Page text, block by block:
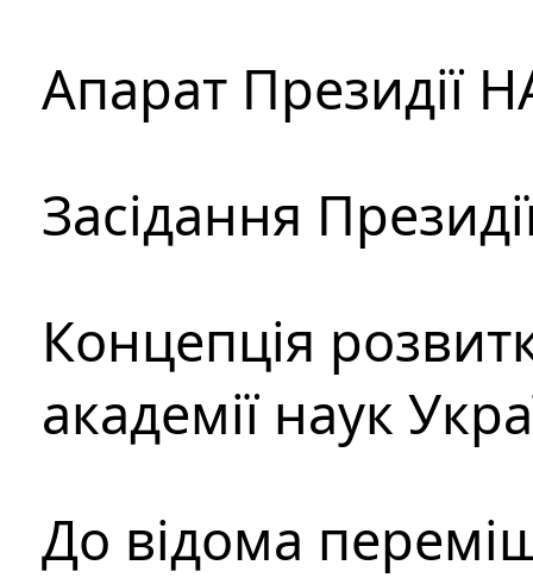
Апарат Президії
Засідання
Концепція
академії наук
До відома